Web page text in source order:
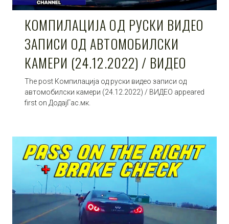
КОМПИЛАЦИЈА ОД РУСКИ ВИДЕО
ЗАПИСИ ОД АВТОМОБИЛСКИ
КАМЕРИ (24.12.2022) / ВИДЕО
The post Компилација од руски видео записи од
автомобилски камери (24.12.2022) / ВИДЕО appeared
first on ДодајГас.мк.